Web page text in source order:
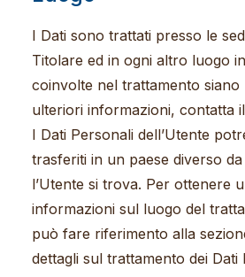
I Dati sono trattati presso le
Titolare ed in ogni altro luogo
coinvolte nel trattamento siano
ulteriori informazioni, contatta
I Dati Personali dell’Utente
trasferiti in un paese diverso
l’Utente si trova. Per ottenere
informazioni sul luogo del
può fare riferimento alla
dettagli sul trattamento dei Dati